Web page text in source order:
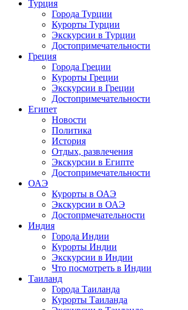
Турция
Города Турции
Курорты Турции
Экскурсии в Турции
Достопримечательности
Греция
Города Греции
Курорты Греции
Экскурсии в Греции
Достопримечательности
Египет
Новости
Политика
История
Отдых, развлечения
Экскурсии в Египте
Достопримечательности
ОАЭ
Курорты в ОАЭ
Экскурсии в ОАЭ
Достопрмечательности
Индия
Города Индии
Курорты Индии
Экскурсии в Индии
Что посмотреть в Индии
Таиланд
Города Таиланда
Курорты Таиланда